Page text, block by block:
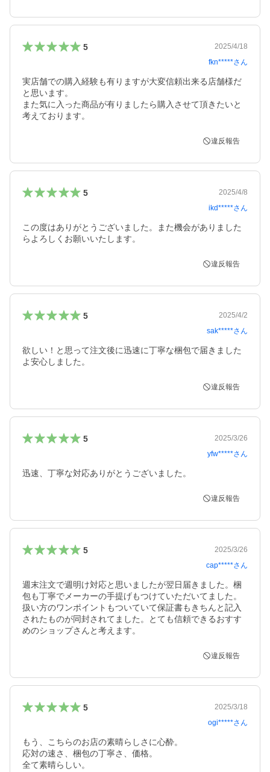
5
2025/4/18
fkn*****さん
実店舗での購入経験も有りますが大変信頼出来る店舗様だ
と思います。
また気に入った商品が有りましたら購入させて頂きたいと
違反報告
5
2025/4/8
ikd*****さん
この度はありがとうございました。また機会がありました
らよろしくお願いいたします。
違反報告
5
2025/4/2
sak*****さん
欲しい！と思って注文後に迅速に丁寧な梱包で届きました
よ安心しました。
違反報告
5
2025/3/26
yfw*****さん
迅速、丁寧な対応ありがとうございました。
違反報告
5
2025/3/26
cap*****さん
週末注文で週明け対応と思いましたが翌日届きました。梱
包も丁寧でメーカーの手提げもつけていただいてました。
扱い方のワンポイントもついていて保証書もきちんと記入
されたものが同封されてました。とても信頼できるおすす
めのショップさんと考えます。
違反報告
5
2025/3/18
ogi*****さん
もう、こちらのお店の素晴らしさに心酔。
応対の速さ、梱包の丁寧さ、価格。
全て素晴らしい。